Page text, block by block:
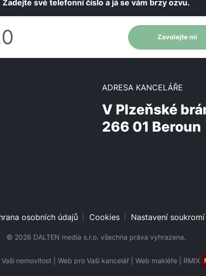
Zadejte své telefonní číslo a já se vám brzy ozvu.
Zavolejte mi
ADRESA KANCELÁŘE
V Plzeňské
266 01 Beroun
osobních údajů Cookies Nastavení soukromí
© 2026 DALTEN media s.r.o. všechna práva vyhrazena.
nemovitost| Web pro Vaši kancelář| Web makléře| RMIX